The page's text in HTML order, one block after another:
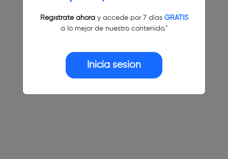
Regístrate ahoray accede por 7 días GRATIS
a lo mejor de nuestro contenido."
Inicia sesión